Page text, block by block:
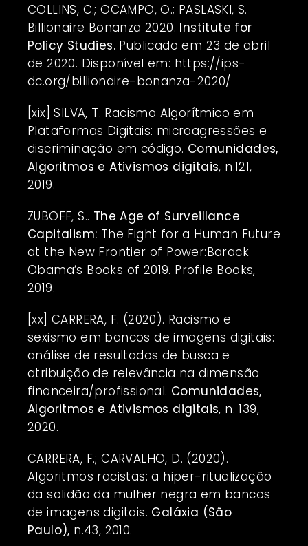
COLLINS, C.; OCAMPO, O.; PASLASKI, S.
Billionaire Bonanza 2020. Institute for
Policy Studies. Publicado em 23 de abril
de 2020. Disponível em: https://ips-
dc.org/billionaire-bonanza-2020/
[xix] SILVA, T. Racismo Algorítmico em
Plataformas Digitais: microagressões e
discriminação em código. Comunidades,
Algoritmos e Ativismos digitais, n.121,
2019.
ZUBOFF, S.. The Age of Surveillance
Capitalism: The Fight for a Human Future
at the New Frontier of Power:Barack
Obama’s Books of 2019. Profile Books,
2019.
[xx] CARRERA, F. (2020). Racismo e
sexismo em bancos de imagens digitais:
análise de resultados de busca e
atribuição de relevância na dimensão
financeira/profissional. Comunidades,
Algoritmos e Ativismos digitais, n. 139,
2020.
CARRERA, F.; CARVALHO, D. (2020).
Algoritmos racistas: a hiper-ritualização
da solidão da mulher negra em bancos
de imagens digitais. Galáxia (São
Paulo), n.43, 2010.